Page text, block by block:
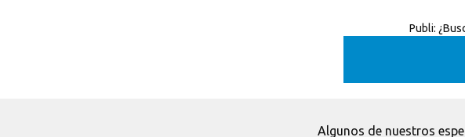
Publi:
Algunos de nuestros